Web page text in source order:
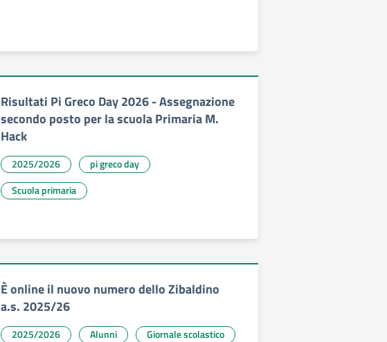
Risultati Pi Greco Day 2026 - Assegnazione
secondo posto per la scuola Primaria M.
Hack
2025/2026
pi greco day
Scuola primaria
È online il nuovo numero dello Zibaldino
a.s. 2025/26
2025/2026 Alunni
Giornale scolastico